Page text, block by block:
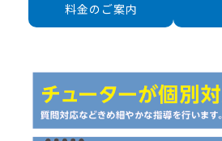
料金のご案内